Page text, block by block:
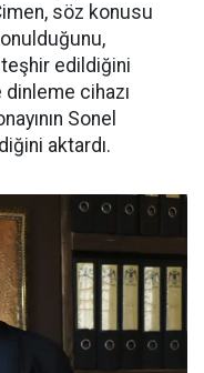
söz konusu
teşhir edildiğini
cihazı
Sonel
aktardı.